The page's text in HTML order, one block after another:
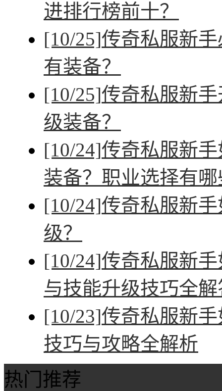
进排行榜前十？
[10/25]传奇私服新
有装备？
[10/25]传奇私服新
级装备？
[10/24]传奇私服新
装备？职业选择有
[10/24]传奇私服新
级？
[10/24]传奇私服新
与技能升级技巧全解
[10/23]传奇私服新
技巧与攻略全解析
热门推荐